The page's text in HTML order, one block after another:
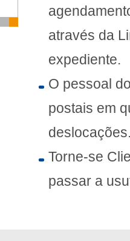
através da
expediente.
O pessoal
postais em
Torne-se
passar a